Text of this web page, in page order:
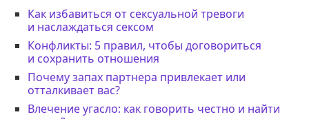
Как избавиться от сексуальной тревоги
и наслаждаться сексом
Конфликты: 5 правил, чтобы договориться
и сохранить отношения
Почему запах партнера привлекает или
отталкивает вас?
Влечение угасло: как говорить честно и найти